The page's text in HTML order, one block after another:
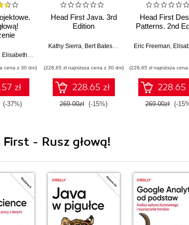
II
Elisabeth Robson
cena z 30 dni)
zł
(-37%)
Head First Java. 3rd
Edition
Kathy Sierra Bert Bates Trisha Gee
(228,65 zł najniższa cena z 30 dni)
228.65 zł
269.00zł (-15%)
Head First
Patterns. 2nd
Eric Freeman Elisabeth
(228,65 zł najniższa
228.65
269.00zł (-
- Rusz głową!